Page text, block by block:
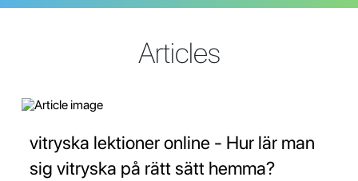
Articles
vitryska lektioner online - Hur lär man
sig vitryska på rätt sätt hemma?